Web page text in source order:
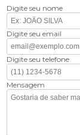
Digite seu nome
Digite seu email
Digite seu telefone
Mensagem